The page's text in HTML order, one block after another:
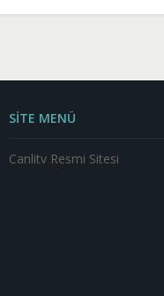
SİTE MENÜ
Canlitv Resmi Sitesi